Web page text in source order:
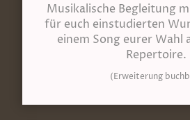
Musikalische Begleitung
für euch einstudierten
einem Song eurer Wahl
Repertoire.
(Erweiterung